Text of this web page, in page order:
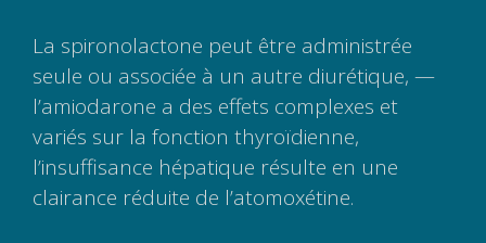
La spironolactone peut être administrée
seule ou associée à un autre diurétique, —
l’amiodarone a des effets complexes et
variés sur la fonction thyroïdienne,
l’insuffisance hépatique résulte en une
clairance réduite de l’atomoxétine.